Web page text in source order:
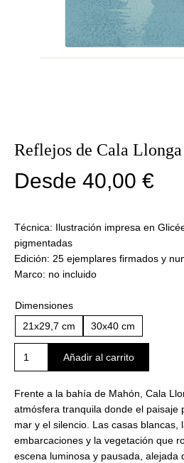
Reflejos de Cala Llonga
Desde 40,00 €
Técnica: Ilustración impresa en
pigmentadas
Edición: 25 ejemplares firmados y
Marco: no incluido
Dimensiones
21x29,7 cm
30x40 cm
cantidad
Añadir al carrito
Frente a la bahía de Mahón, Cala
atmósfera tranquila donde el paisaje
mar y el silencio. Las casas blancas,
embarcaciones y la vegetación que
escena luminosa y pausada, alejada